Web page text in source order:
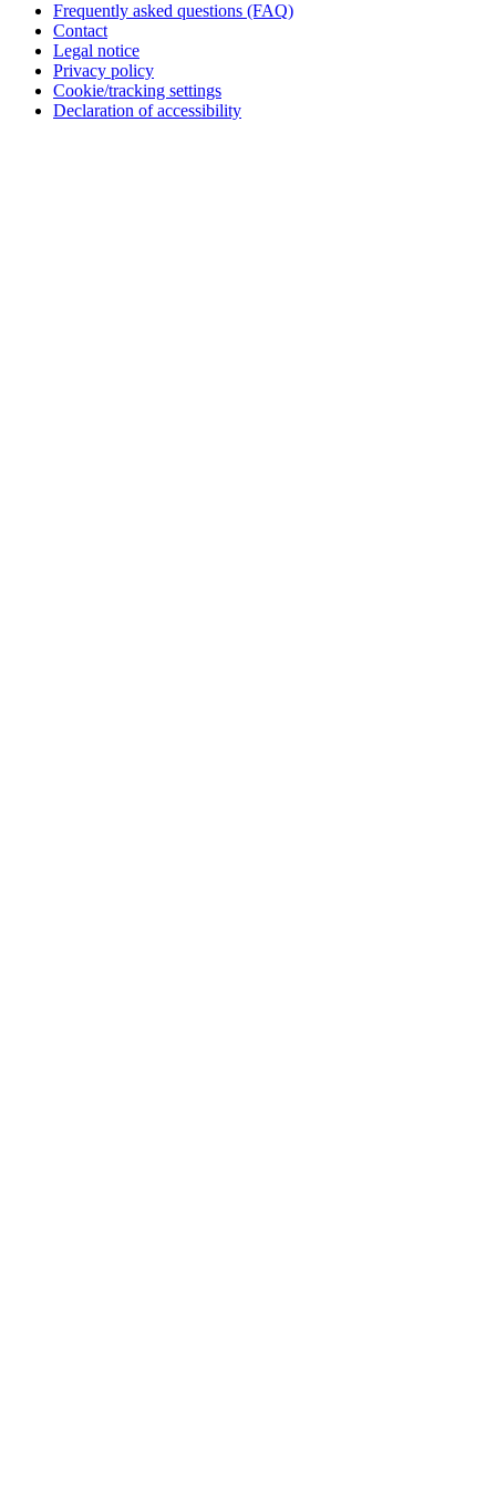
Frequently asked questions (FAQ)
Contact
Legal notice
Privacy policy
Cookie/tracking settings
Declaration of accessibility